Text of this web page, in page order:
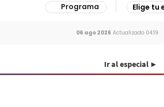
Programa Elige tu
06 ago 2026 Actualizado 04:19
Ir al especial